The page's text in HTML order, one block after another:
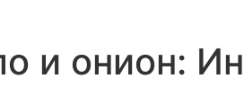
и онион: